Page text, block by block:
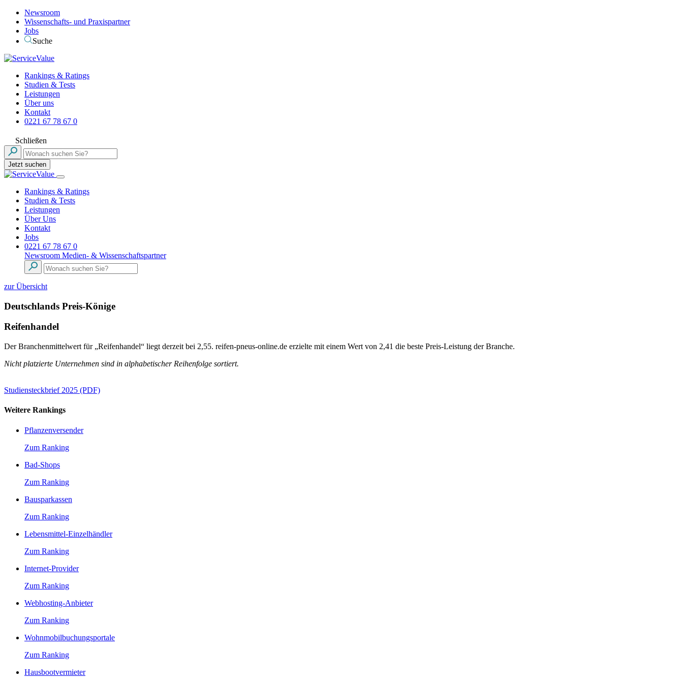
Newsroom
Wissenschafts- und Praxispartner
Jobs
Suche
Rankings & Ratings
Studien & Tests
Leistungen
Über uns
Kontakt
0221 67 78 67 0
Schließen
Jetzt suchen
Rankings & Ratings
Studien & Tests
Leistungen
Über Uns
Kontakt
Jobs
0221 67 78 67 0
Newsroom Medien- & Wissenschaftspartner
zur Übersicht
Deutschlands Preis-Könige
Reifenhandel
Der Branchenmittelwert für „Reifenhandel“ liegt derzeit bei 2,55. reifen-pneus-online.de erzielte mit einem Wert von 2,41 die beste Preis-Leistung der Branche.
Nicht platzierte Unternehmen sind in alphabetischer Reihenfolge sortiert.
Studiensteckbrief 2025 (PDF)
Weitere Rankings
Pflanzenversender
Zum Ranking
Bad-Shops
Zum Ranking
Bausparkassen
Zum Ranking
Lebensmittel-Einzelhändler
Zum Ranking
Internet-Provider
Zum Ranking
Webhosting-Anbieter
Zum Ranking
Wohnmobilbuchungsportale
Zum Ranking
Hausbootvermieter